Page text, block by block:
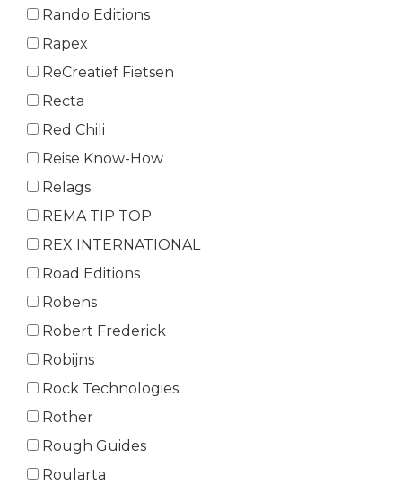
Rando Editions
Rapex
ReCreatief Fietsen
Recta
Red Chili
Reise Know-How
Relags
REMA TIP TOP
REX INTERNATIONAL
Road Editions
Robens
Robert Frederick
Robijns
Rock Technologies
Rother
Rough Guides
Roularta